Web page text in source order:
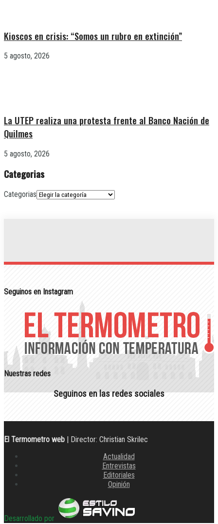
Kioscos en crisis: “Somos un rubro en extinción”
5 agosto, 2026
La UTEP realiza una protesta frente al Banco Nación de
Quilmes
5 agosto, 2026
Categorias
Categorias
Seguinos en Instagram
Nuestras redes
Seguinos en las redes sociales
El Termometro web | Director: Christian Skrilec
Actualidad
Entrevistas
Editoriales
Opinión
Desarrollado por